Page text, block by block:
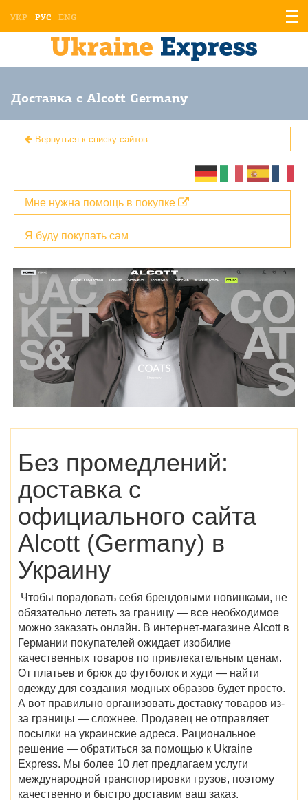
УКР РУС ENG
Доставка с Alcott Germany
Вернуться к списку сайтов
Я буду покупать сам
Мне нужна помощь в покупке
Без промедлений:
доставка с
официального сайта
Alcott (Germany) в
Украину
Чтобы порадовать себя брендовыми новинками, не
обязательно лететь за границу — все необходимое
можно заказать онлайн. В интернет-магазине Alcott в
Германии покупателей ожидает изобилие
качественных товаров по привлекательным ценам.
От платьев и брюк до футболок и худи — найти
одежду для создания модных образов будет просто.
А вот правильно организовать доставку товаров из-
за границы — сложнее. Продавец не отправляет
посылки на украинские адреса. Рациональное
решение — обратиться за помощью к Ukraine
Express. Мы более 10 лет предлагаем услуги
международной транспортировки грузов, поэтому
качественно и быстро доставим ваш заказ.